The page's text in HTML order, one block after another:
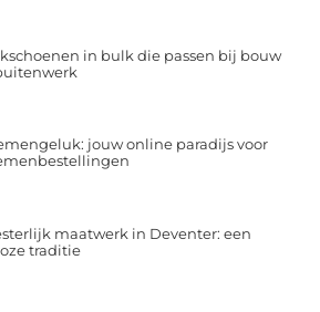
in bulk die passen bij bouw
jouw online paradijs voor
maatwerk in Deventer: een
traditie